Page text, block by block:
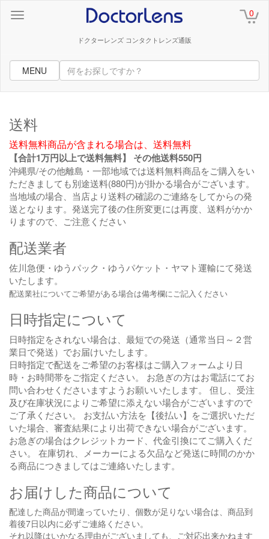
ドクターレンズ コンタクトレンズ通販
0
MENU
送料
送料無料商品が含まれる場合は、送料無料
【合計1万円以上で送料無料】 その他送料550円
沖縄県/その他離島・一部地域では送料無料商品をご購入をい
ただきましても別途送料(880円)が掛かる場合がございます。
当地域の場合、当店より送料の確認のご連絡をしてからの発
送となります。発送完了後の住所変更には再度、送料がかか
りますので、ご注意ください
配送業者
佐川急便・ゆうパック・ゆうパケット・ヤマト運輸にて発送
いたします。
配送業社についてご希望がある場合は備考欄にご記入ください
日時指定について
日時指定をされない場合は、最短での発送（通常当日～２営
業日で発送）でお届けいたします。
日時指定で配送をご希望のお客様はご購入フォームより日
時・お時間帯をご指定ください。 お急ぎの方はお電話にてお
問い合わせくださいますようお願いいたします。
但し、受注
及び在庫状況によりご希望に添えない場合がございますので
ご了承ください。 お支払い方法を【後払い】をご選択いただ
いた場合、審査結果により出荷できない場合がございます。
お急ぎの場合はクレジットカード、代金引換にてご購入くだ
さい。 在庫切れ、メーカーによる欠品など発送に時間のかか
る商品につきましてはご連絡いたします。
お届けした商品について
配達した商品が間違っていたり、個数が足りない場合は、商品到
着後7日以内に必ずご連絡ください。
それ以降はいかなる理由がございましても、ご対応出来かねます